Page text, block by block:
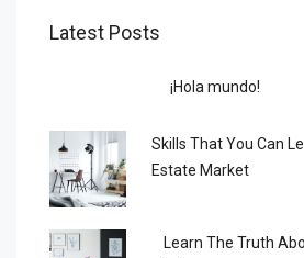
Latest Posts
¡Hola mundo!
Skills That You Can
Estate Market
Learn The Truth